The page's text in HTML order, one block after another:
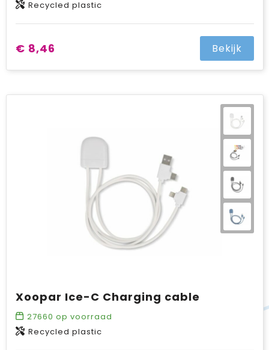
Recycled plastic
€ 8,46 Bekijk
Xoopar Ice-C Charging cable
27660 op voorraad
Recycled plastic